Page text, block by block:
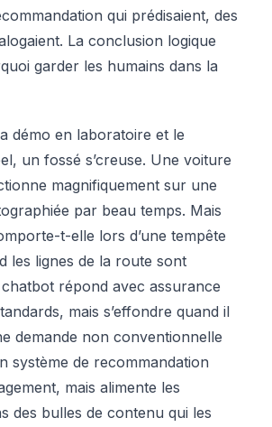
qui prédisaient, des
La conclusion logique
garder les humains dans la
démo en laboratoire et le
un fossé s’creuse. Une voiture
magnifiquement sur une
par beau temps. Mais
t-elle lors d’une tempête
les lignes de la route sont
répond avec assurance
mais s’effondre quand il
demande non conventionnelle
système de recommandation
mais alimente les
des bulles de contenu qui les